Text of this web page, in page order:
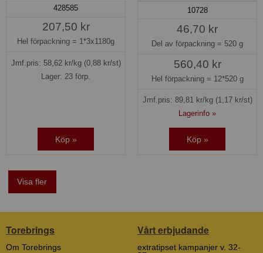
428585
207,50 kr
Hel förpackning = 1*3x1180g
Jmf.pris: 58,62kr/kg (0,88 kr/st)
Lager: 23 förp.
Köp »
10728
46,70 kr
Del av förpackning = 520 g
560,40 kr
Hel förpackning = 12*520 g
Jmf.pris: 89,81kr/kg (1,17 kr/st)
Lagerinfo »
Köp »
Visa fler
Torebrings
Om Torebrings
Vårt erbjudande
extratipset kampanjer v. 32-